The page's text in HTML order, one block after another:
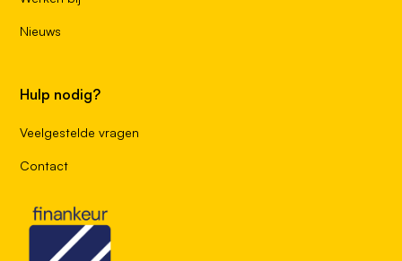
Nieuws
Hulp nodig?
Veelgestelde vragen
Contact